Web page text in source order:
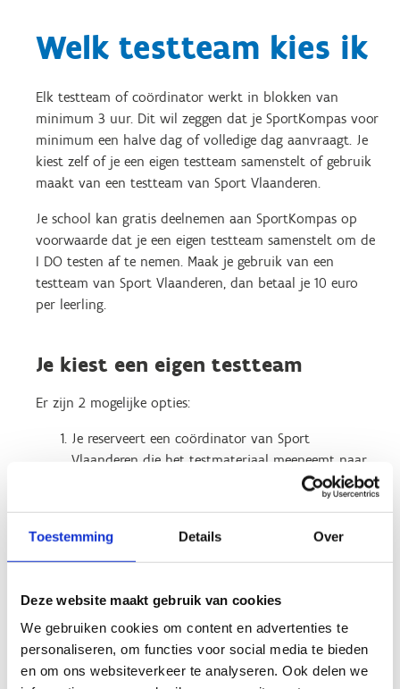
Toestemming Details Over
Deze website maakt gebruik van cookies
We gebruiken cookies om content en advertenties te
personaliseren, om functies voor social media te bieden
en om ons websiteverkeer te analyseren. Ook delen we
Welk testteam kies ik
Elk testteam of coördinator werkt in blokken van
minimum 3 uur. Dit wil zeggen dat je SportKompas voor
minimum een halve dag of volledige dag aanvraagt. Je
kiest zelf of je een eigen testteam samenstelt of gebruik
maakt van een testteam van Sport Vlaanderen.
Je school kan gratis deelnemen aan SportKompas op
voorwaarde dat je een eigen testteam samenstelt om de
I DO testen af te nemen. Maak je gebruik van een
testteam van Sport Vlaanderen, dan betaal je 10 euro
per leerling.
Je kiest een eigen testteam
Er zijn 2 mogelijke opties:
Je reserveert een coördinator van Sport
Vlaanderen die het testmateriaal meeneemt naar
je school of sporthal en die je begeleidt bij de
coördinator van Sport Vlaanderen en
testmateriaal). Je kanhet testmateriaal gratis
maximaal 2 weken of 10 werkdagen.
Wat houdt een eigen testteam in:
Zorg voor minimum 5 testbegeleiders die kennis